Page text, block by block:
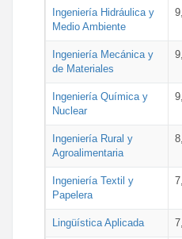
Ingeniería Hidráulica y
Medio Ambiente
Ingeniería Mecánica y
de Materiales
Ingeniería Química y
Nuclear
Ingeniería Rural y
Agroalimentaria
Ingeniería Textil y
Papelera
Lingüística Aplicada